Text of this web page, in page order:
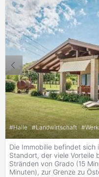
#Halle #Landwirtschaft #
Die Immobilie befindet sich
Standort, der viele Vorteile
Stränden von Grado (15
Minuten), zur Grenze zu